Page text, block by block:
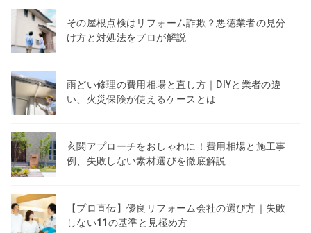
その屋根点検はリフォーム詐欺？悪徳業者の見分
け方と対処法をプロが解説
雨どい修理の費用相場と直し方｜DIYと業者の違
い、火災保険が使えるケースとは
玄関アプローチをおしゃれに！費用相場と施工事
例、失敗しない素材選びを徹底解説
【プロ直伝】優良リフォーム会社の選び方｜失敗
しない11の基準と見極め方